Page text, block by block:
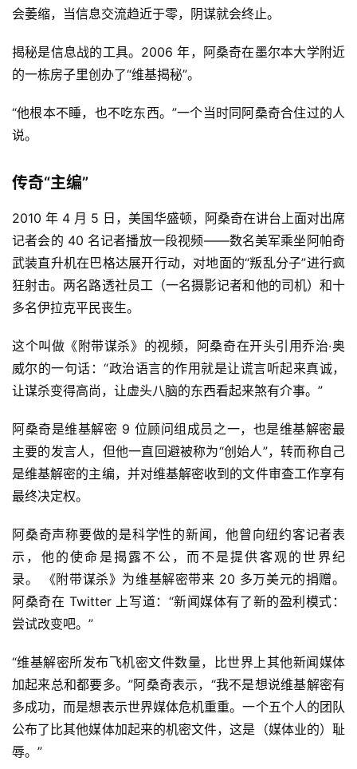
会萎缩，当信息交流趋近于零，阴谋就会终止。
揭秘是信息战的工具。2006 年，阿桑奇在墨尔本大学附近
的一栋房子里创办了“维基揭秘”。
“他根本不睡，也不吃东西。”一个当时同阿桑奇合住过的人
说。
传奇“主编”
2010 年 4 月 5 日，美国华盛顿，阿桑奇在讲台上面对出席
记者会的 40 名记者播放一段视频——数名美军乘坐阿帕奇
武装直升机在巴格达展开行动，对地面的“叛乱分子”进行疯
狂射击。两名路透社员工（一名摄影记者和他的司机）和十
多名伊拉克平民丧生。
这个叫做《附带谋杀》的视频，阿桑奇在开头引用乔治·奥
威尔的一句话：“政治语言的作用就是让谎言听起来真诚，
让谋杀变得高尚，让虚头八脑的东西看起来煞有介事。”
阿桑奇是维基解密 9 位顾问组成员之一，也是维基解密最
主要的发言人，但他一直回避被称为“创始人”，转而称自己
是维基解密的主编，并对维基解密收到的文件审查工作享有
最终决定权。
阿桑奇声称要做的是科学性的新闻，他曾向纽约客记者表
示，他的使命是揭露不公，而不是提供客观的世界纪
录。 《附带谋杀》为维基解密带来 20 多万美元的捐赠。
阿桑奇在 Twitter 上写道：“新闻媒体有了新的盈利模式：
尝试改变吧。”
“维基解密所发布飞机密文件数量，比世界上其他新闻媒体
加起来总和都要多。”阿桑奇表示，“我不是想说维基解密有
多成功，而是想表示世界媒体危机重重。一个五个人的团队
公布了比其他媒体加起来的机密文件，这是（媒体业的）耻
辱。”